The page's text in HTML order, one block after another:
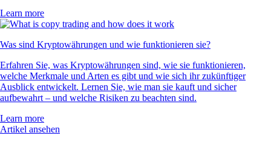
Learn more
Was sind Kryptowährungen und wie funktionieren sie?
Erfahren Sie, was Kryptowährungen sind, wie sie funktionieren,
welche Merkmale und Arten es gibt und wie sich ihr zukünftiger
Ausblick entwickelt. Lernen Sie, wie man sie kauft und sicher
aufbewahrt – und welche Risiken zu beachten sind.
Learn more
Artikel ansehen